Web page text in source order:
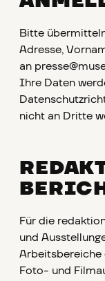
Bitte
Adresse,
an
Ihre Daten
nicht an Dritte
Für die
und
Arbeitsbereiche
Foto- und